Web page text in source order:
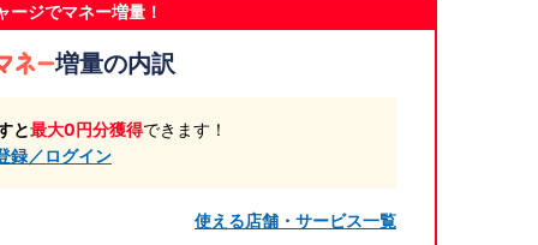
ージでマネー増量！
増量の内訳
と最大0円分獲得できます！
録／ログイン
使える店舗・サービス一覧